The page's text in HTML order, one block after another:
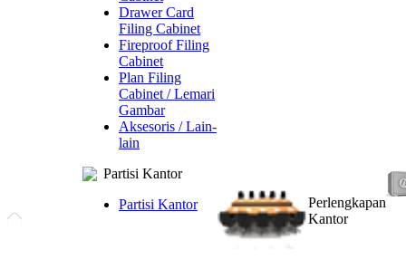
Drawer Card
Filing Cabinet
Fireproof Filing
Cabinet
Plan Filing
Cabinet / Lemari
Gambar
Aksesoris / Lain-
lain
Partisi Kantor
Partisi Kantor
Perlengkapan
Kantor